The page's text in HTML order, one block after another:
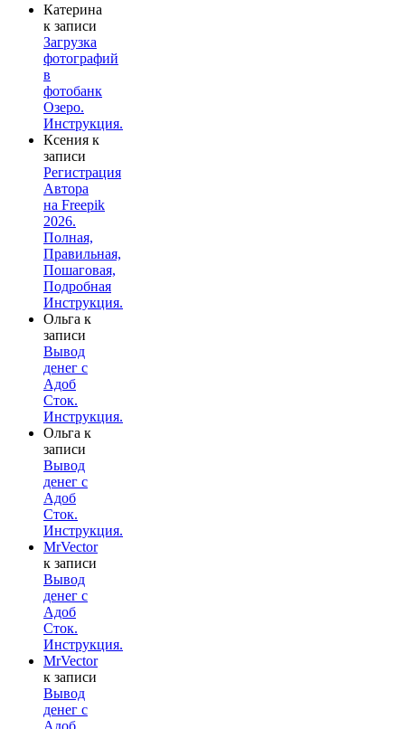
Катерина
к записи
Загрузка
фотографий
в
фотобанк
Озеро.
Инструкция.
Ксения к
записи
Регистрация
Автора
на Freepik
2026.
Полная,
Правильная,
Пошаговая,
Подробная
Инструкция.
Ольга к
записи
Вывод
денег с
Адоб
Сток.
Инструкция.
Ольга к
записи
Вывод
денег с
Адоб
Сток.
Инструкция.
MrVector
к записи
Вывод
денег с
Адоб
Сток.
Инструкция.
MrVector
к записи
Вывод
денег с
Адоб